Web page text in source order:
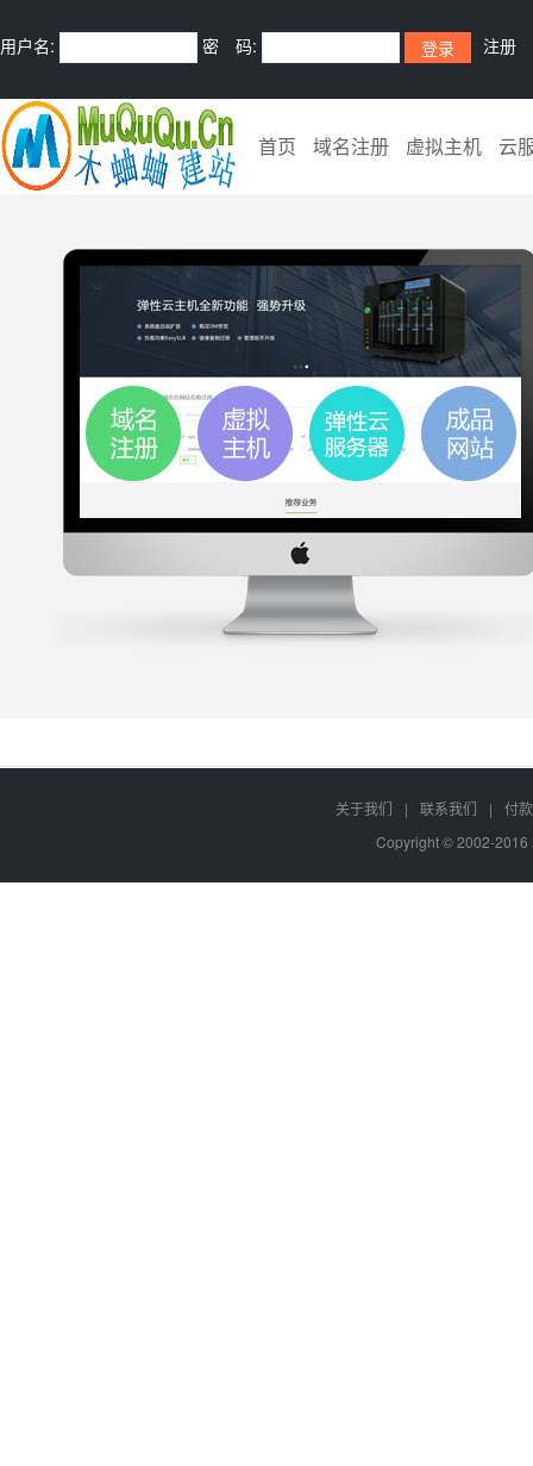
用户名: 密 码: 注册
首页 域名注册 虚拟主机 云
关于我们 | 联系我们 |
付
Copyright © 2002-